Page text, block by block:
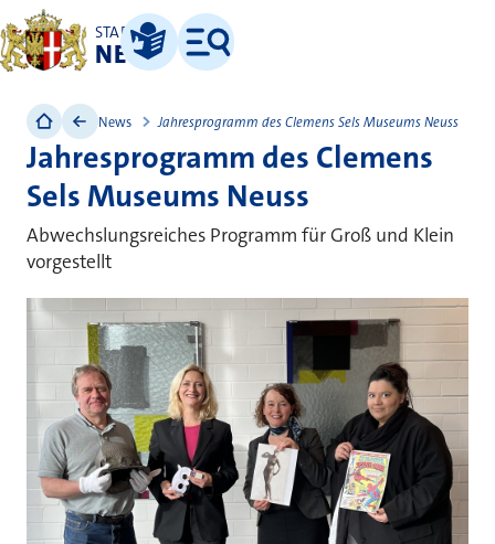
STADT
NEUSS
Leichte Sprache
Menü
News Jahresprogramm des Clemens Sels Museums Neuss
Jahresprogramm des Clemens
Sels Museums Neuss
Abwechslungsreiches Programm für Groß und Klein
vorgestellt